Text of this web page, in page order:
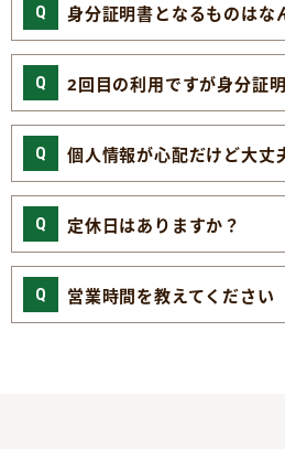
身分証明書となるものはな
2回目の利用ですが身分証
個人情報が心配だけど大丈
定休日はありますか？
営業時間を教えてください